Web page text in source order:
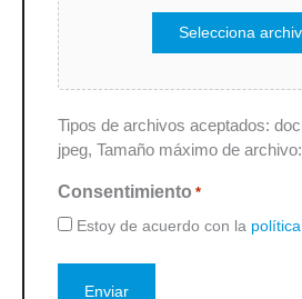
Selecciona
Tipos de archivos aceptados:
jpeg, Tamaño máximo de
Consentimiento *
Estoy de acuerdo con la